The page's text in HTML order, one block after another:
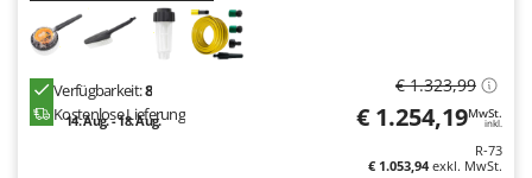
Verfügbarkeit:8
Kostenlose Lieferung
14. Aug. - 18. Aug.
€ 1.323,99
€ 1.254,19MwSt.
inkl.
R-73
€ 1.053,94exkl. MwSt.